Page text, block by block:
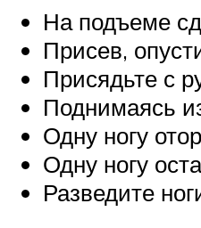
На подъеме
Присев,
Присядьте с
Поднимаясь
Одну ногу
Одну ногу
Разведите